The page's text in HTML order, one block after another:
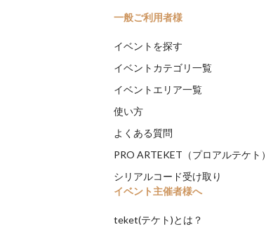
一般ご利用者様
イベントを探す
イベントカテゴリ一覧
イベントエリア一覧
使い方
よくある質問
PRO ARTEKET（プロアルテケト）
シリアルコード受け取り
イベント主催者様へ
teket(テケト)とは？